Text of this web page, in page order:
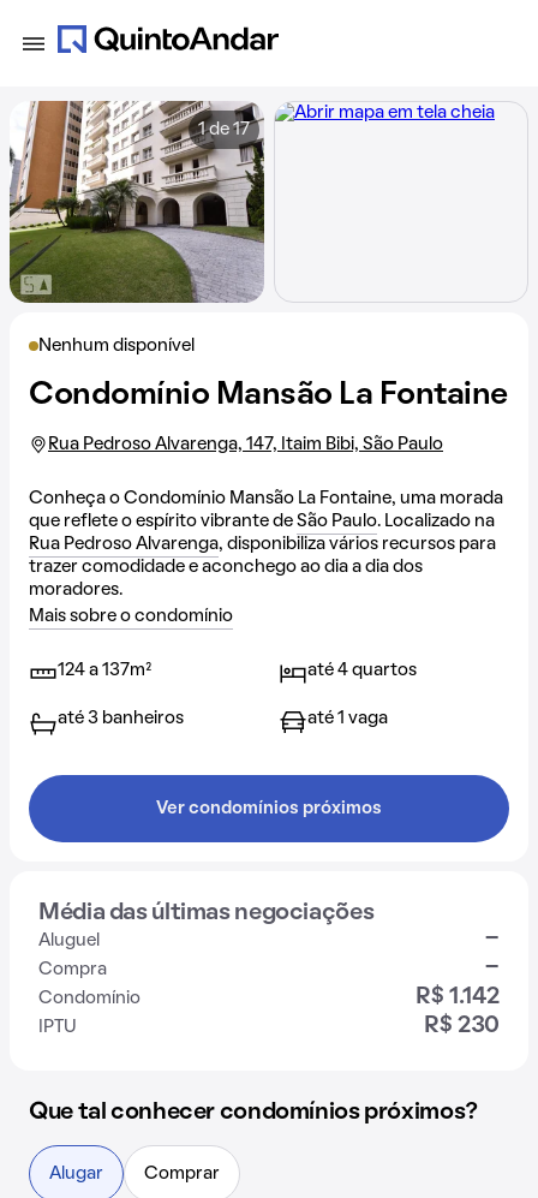
Nenhum disponível
Condomínio Mansão La Fontaine
Rua Pedroso Alvarenga, 147, Itaim Bibi, São Paulo
Conheça o Condomínio Mansão La Fontaine, uma morada
que reflete o espírito vibrante de São Paulo. Localizado na
Rua Pedroso Alvarenga, disponibiliza vários recursos para
trazer comodidade e aconchego ao dia a dia dos
moradores.
Mais sobre o condomínio
124 a 137m² até 4 quartos
até 3 banheiros até 1 vaga
Ver condomínios próximos
Média das últimas negociações
Aluguel -
Compra -
Condomínio R$ 1.142
IPTU R$ 230
1 de 17
Que tal conhecer condomínios próximos?
Alugar Comprar